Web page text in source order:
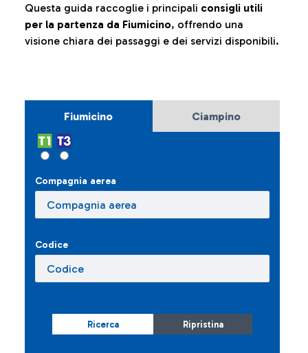
Questa guida raccoglie i principali consigli utili
per la partenza da Fiumicino, offrendo una
visione chiara dei passaggi e dei servizi disponibili.
Fiumicino Ciampino
Compagnia aerea
Codice
Ricerca Ripristina